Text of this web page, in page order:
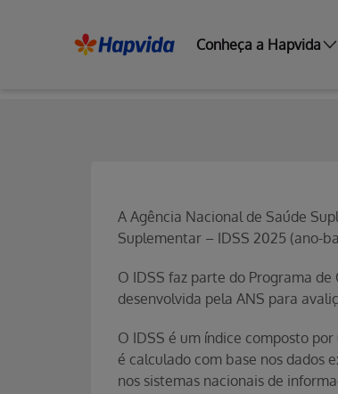
Conheça a Hapvida
A Agência Nacional de Saúde
Suplementar – IDSS 2025 (ano-
O IDSS faz parte do Programa
desenvolvida pela ANS para
O IDSS é um índice composto
é calculado com base nos dados
nos sistemas nacionais de